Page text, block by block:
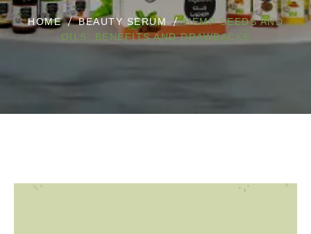
HOME BEAUTY SERUM
HEMP SEEDS AND
OILS: BENEFITS AND DRAWBACKS